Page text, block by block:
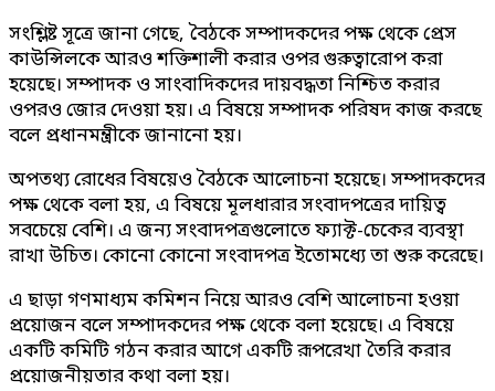
সংশ্লিষ্ট সূত্রে জানা গেছে, বৈঠকে সম্পাদকদের পক্ষ থেকে প্রেস
কাউন্সিলকে আরও শক্তিশালী করার ওপর গুরুত্বারোপ করা
হয়েছে। সম্পাদক ও সাংবাদিকদের দায়বদ্ধতা নিশ্চিত করার
ওপরও জোর দেওয়া হয়। এ বিষয়ে সম্পাদক পরিষদ কাজ করছে
বলে প্রধানমন্ত্রীকে জানানো হয়।
অপতথ্য রোধের বিষয়েও বৈঠকে আলোচনা হয়েছে। সম্পাদকদের
পক্ষ থেকে বলা হয়, এ বিষয়ে মূলধারার সংবাদপত্রের দায়িত্ব
সবচেয়ে বেশি। এ জন্য সংবাদপত্রগুলোতে ফ্যাক্ট-চেকের ব্যবস্থা
রাখা উচিত। কোনো কোনো সংবাদপত্র ইতোমধ্যে তা শুরু করেছে।
এ ছাড়া গণমাধ্যম কমিশন নিয়ে আরও বেশি আলোচনা হওয়া
প্রয়োজন বলে সম্পাদকদের পক্ষ থেকে বলা হয়েছে। এ বিষয়ে
একটি কমিটি গঠন করার আগে একটি রূপরেখা তৈরি করার
প্রয়োজনীয়তার কথা বলা হয়।